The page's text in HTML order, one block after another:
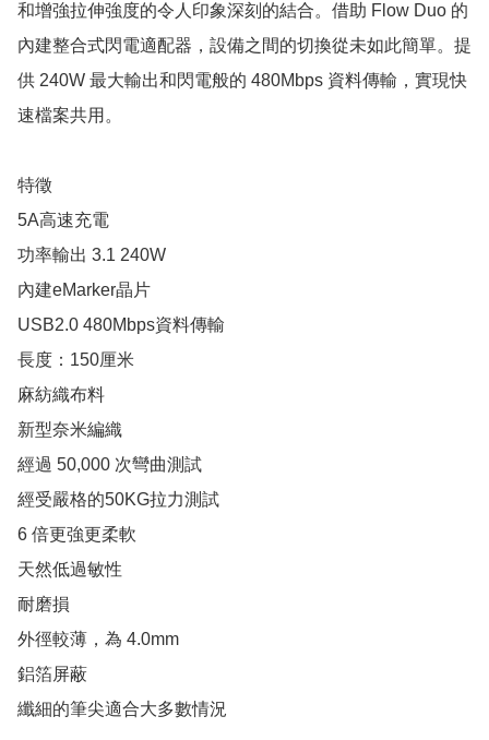
和增強拉伸強度的令人印象深刻的結合。借助 Flow Duo 的
內建整合式閃電適配器，設備之間的切換從未如此簡單。提
供 240W 最大輸出和閃電般的 480Mbps 資料傳輸，實現快
速檔案共用。
特徵
5A高速充電
功率輸出 3.1 240W
內建eMarker晶片
USB2.0 480Mbps資料傳輸
長度：150厘米
麻紡織布料
新型奈米編織
經過 50,000 次彎曲測試
經受嚴格的50KG拉力測試
6 倍更強更柔軟
天然低過敏性
耐磨損
外徑較薄，為 4.0mm
鋁箔屏蔽
纖細的筆尖適合大多數情況